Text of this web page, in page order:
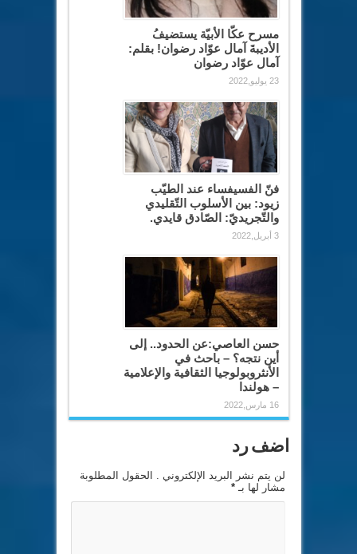
مسرح عكّا الأبيّة يستضيفُ
الأديبةَ آمال عوّاد رضوان! بقلم:
آمال عوّاد رضوان
23 يوليو,2022
فنّ الفسيفساء عند الطيّب
زيود: بين الأسلوب التّقليدي
والتّجريديّ: الصّادق قايدي.
3 أبريل,2022
حسن العاصي:عن الحدود.. إلى
أين نتجه؟ – باحث في
الأنثروبولوجيا الثقافية والإعلامية
– هولندا
16 مارس,2022
اضف رد
لن يتم نشر البريد الإلكتروني . الحقول المطلوبة
مشار لها بـ*